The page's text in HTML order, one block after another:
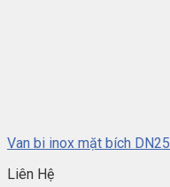
Van bi inox mặt bích DN25
Liên Hệ